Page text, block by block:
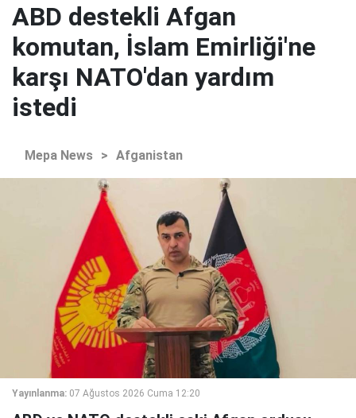
ABD destekli Afgan
komutan, İslam Emirliği'ne
karşı NATO'dan yardım
istedi
Mepa News > Afganistan
Yayınlanma: 07 Ağustos 2026 Cuma 12:20